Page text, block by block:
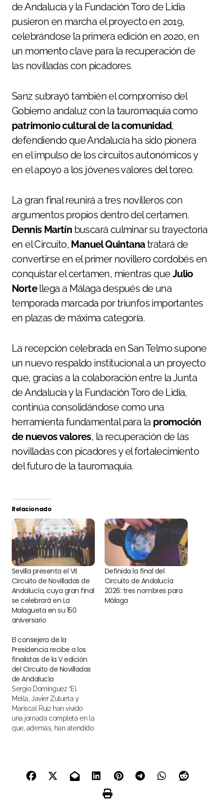
de Andalucía y la Fundación Toro de Lidia
pusieron en marcha el proyecto en 2019,
celebrándose la primera edición en 2020, en
un momento clave para la recuperación de
las novilladas con picadores.
Sanz subrayó también el compromiso del
Gobierno andaluz con la tauromaquia como
patrimonio cultural de la comunidad,
defendiendo que Andalucía ha sido pionera
en el impulso de los circuitos autonómicos y
en el apoyo a los jóvenes valores del toreo.
La gran final reunirá a tres novilleros con
argumentos propios dentro del certamen.
Dennis Martín buscará culminar su trayectoria
en el Circuito, Manuel Quintanatratará de
convertirse en el primer novillero cordobés en
conquistar el certamen, mientras queJulio
Nortellega a Málaga después de una
temporada marcada por triunfos importantes
en plazas de máxima categoría.
La recepción celebrada en San Telmo supone
un nuevo respaldo institucional a un proyecto
que, gracias a la colaboración entre la Junta
de Andalucía y la Fundación Toro de Lidia,
continúa consolidándose como una
herramienta fundamental para la promoción
de nuevos valores, la recuperación de las
novilladas con picadores y el fortalecimiento
del futuro de la tauromaquia.
Relacionado
Sevilla presenta el VII
Circuito de Novilladas de
Andalucía, cuya gran final
se celebrará en La
Malagueta en su 150
aniversario
Definida la final del
Circuito de Andalucía
2026: tres nombres para
Málaga
El consejero de la
Presidencia recibe a los
finalistas de la V edición
del Circuito de Novilladas
de Andalucía
Sergio Domínguez “El
Mella, Javier Zulueta y
Mariscal Ruiz han vivido
una jornada completa en la
que, además, han atendido